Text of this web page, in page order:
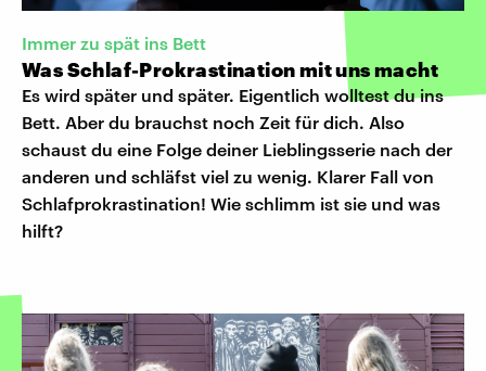
Immer zu spät ins Bett
Was Schlaf-Prokrastination mit uns macht
Es wird später und später. Eigentlich wolltest du ins
Bett. Aber du brauchst noch Zeit für dich. Also
schaust du eine Folge deiner Lieblingsserie nach der
anderen und schläfst viel zu wenig. Klarer Fall von
Schlafprokrastination! Wie schlimm ist sie und was
hilft?